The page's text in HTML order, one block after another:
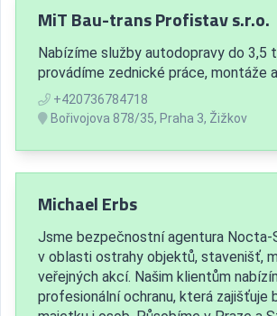
MiT Bau-trans Profistav s.r.o.
Nabízíme služby autodopravy do 3,5
provádíme zednické práce, montáže
+420736784718
Bořivojova 878/35, Praha 3, Žižkov
Michael Erbs
Jsme bezpečnostní agentura
v oblasti ostrahy objektů, stavenišť,
veřejných akcí. Našim klientům
profesionální ochranu, která zajišťuje